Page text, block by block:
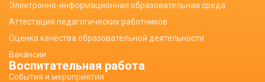
Электронно-информационная образовательная среда
Аттестация педагогических работников
Оценка качества образовательной деятельности
Вакансии
Воспитательная работа
События и мероприятия